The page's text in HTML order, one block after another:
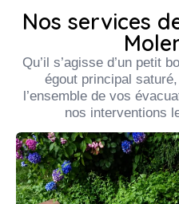
Nos services
Qu’il s’agisse d’un petit
égout principal
l’ensemble de vos
nos interventions